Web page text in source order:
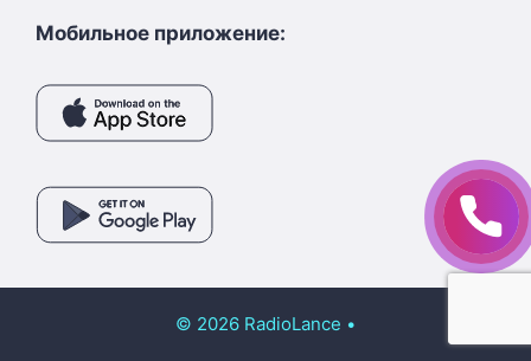
Мобильное приложение:
© 2026 RadioLance •